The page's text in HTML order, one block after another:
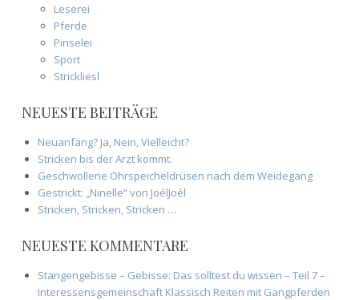
Leserei
Pferde
Pinselei
Sport
Strickliesl
NEUESTE BEITRÄGE
Neuanfang? Ja, Nein, Vielleicht?
Stricken bis der Arzt kommt.
Geschwollene Ohrspeicheldrüsen nach dem Weidegang
Gestrickt: „Ninelle“ von JoélJoél
Stricken, Stricken, Stricken …
NEUESTE KOMMENTARE
Stangengebisse – Gebisse: Das solltest du wissen – Teil 7 –
Interessensgemeinschaft Klassisch Reiten mit Gangpferden